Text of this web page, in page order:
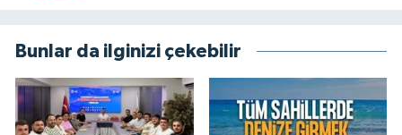
Bunlar da ilginizi çekebilir